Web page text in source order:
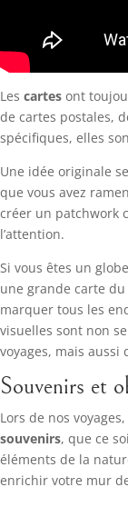
Les cartes ont
de cartes postales,
spécifiques, elles
Une idée originale
que vous avez
créer un patchwork
l’attention.
Si vous êtes un
une grande carte
marquer tous les
visuelles sont non
voyages, mais
Souvenirs et
Lors de nos
souvenirs, que ce
éléments de la
enrichir votre mur